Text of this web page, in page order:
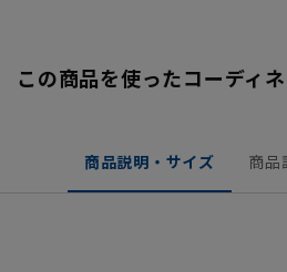
この商品を使ったコーディ
商品説明・サイズ 商品